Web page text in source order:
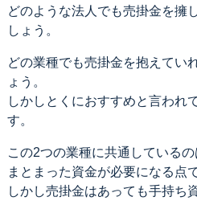
どのような法人でも売掛金を擁
しょう。
どの業種でも売掛金を抱えてい
ょう。
しかしとくにおすすめと言われ
す。
この2つの業種に共通している
まとまった資金が必要になる点で
しかし売掛金はあっても手持ち